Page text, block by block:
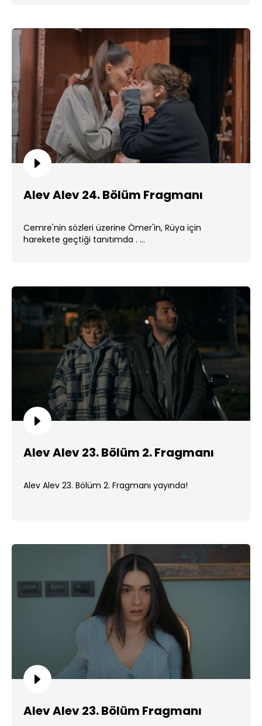
Alev Alev 24. Bölüm Fragmanı
Cemre'nin sözleri üzerine Ömer'in, Rüya için
harekete geçtiği tanıtımda . ...
Alev Alev 23. Bölüm 2. Fragmanı
Alev Alev 23. Bölüm 2. Fragmanı yayında!
Alev Alev 23. Bölüm Fragmanı